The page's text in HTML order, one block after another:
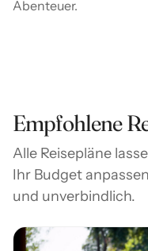
Abenteuer.
Empfohlene
Alle Reisepläne
Ihr Budget
und unverbindlich.